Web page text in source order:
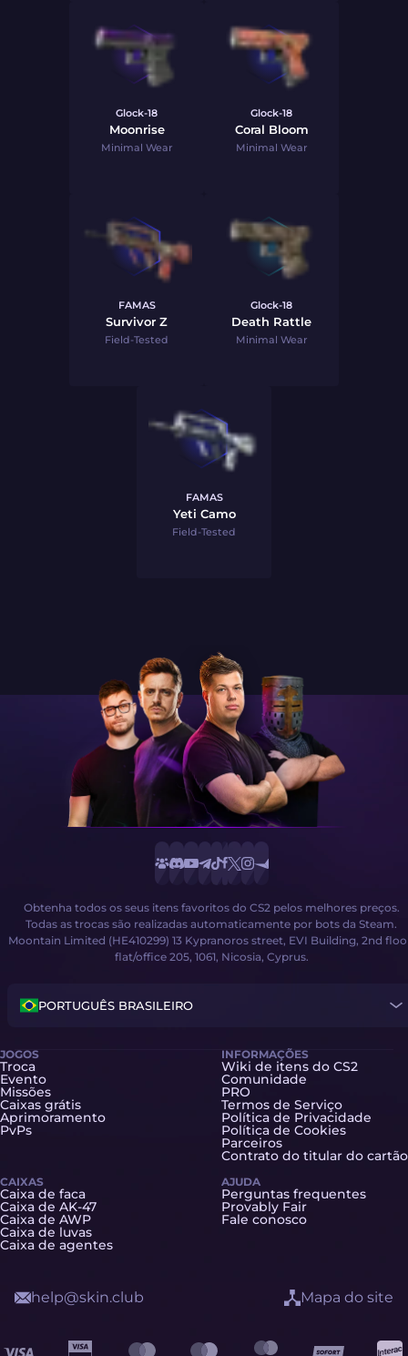
Glock-18
Moonrise
Minimal Wear
Glock-18
Coral Bloom
Minimal Wear
FAMAS
Survivor Z
Field-Tested
Glock-18
Death Rattle
Minimal Wear
FAMAS
Yeti Camo
Field-Tested
Obtenha todos os seus itens favoritos do CS2 pelos melhores preços.
Todas as trocas são realizadas automaticamente por bots da Steam.
Moontain Limited (HE410299) 13 Kypranoros street, EVI Building, 2nd
flat/office 205, 1061, Nicosia, Cyprus.
PORTUGUÊS BRASILEIRO
JOGOS
Troca
Evento
Missões
Caixas grátis
Aprimoramento
PvPs
CAIXAS
Caixa de faca
Caixa de AK-47
Caixa de AWP
Caixa de luvas
Caixa de agentes
INFORMAÇÕES
Wiki de itens do CS2
Comunidade
PRO
Termos de Serviço
Política de Privacidade
Política de Cookies
Parceiros
Contrato do titular do cartão
AJUDA
Perguntas frequentes
Provably Fair
Fale conosco
help@skin.club Mapa do site